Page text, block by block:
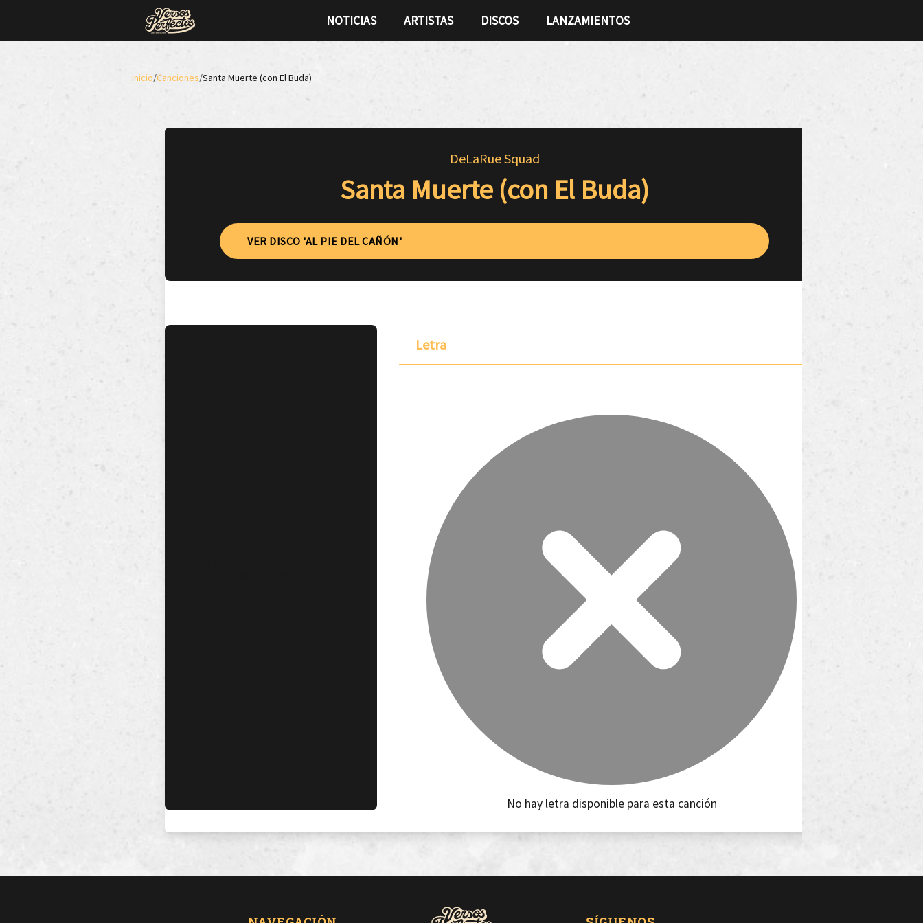
NOTICIAS ARTISTAS DISCOS LANZAMIENTOS
Inicio/Canciones/Santa Muerte (con El Buda)
DeLaRue Squad
Santa Muerte (con El Buda)
VER DISCO 'AL PIE DEL CAÑÓN'
Letra
No hay letra disponible para esta canción